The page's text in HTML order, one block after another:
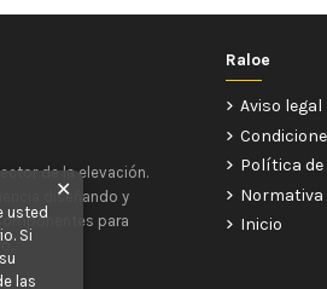
de la elevación.
diseñando y
para
Raloe
Aviso legal
Política
Normativa
Inicio
✕
usted
Si
las